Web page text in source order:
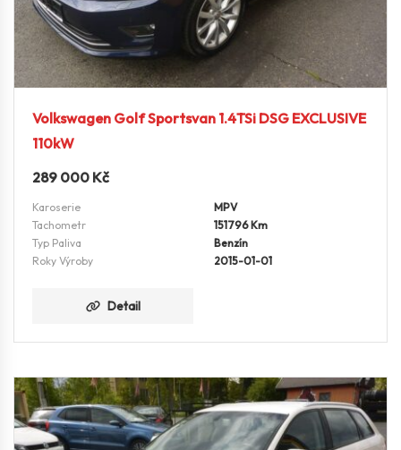
Volkswagen Golf Sportsvan 1.4TSi DSG EXCLUSIVE
110kW
289 000 Kč
Karoserie
MPV
Tachometr
151796 Km
Typ Paliva
Benzín
Roky Výroby
2015-01-01
Detail